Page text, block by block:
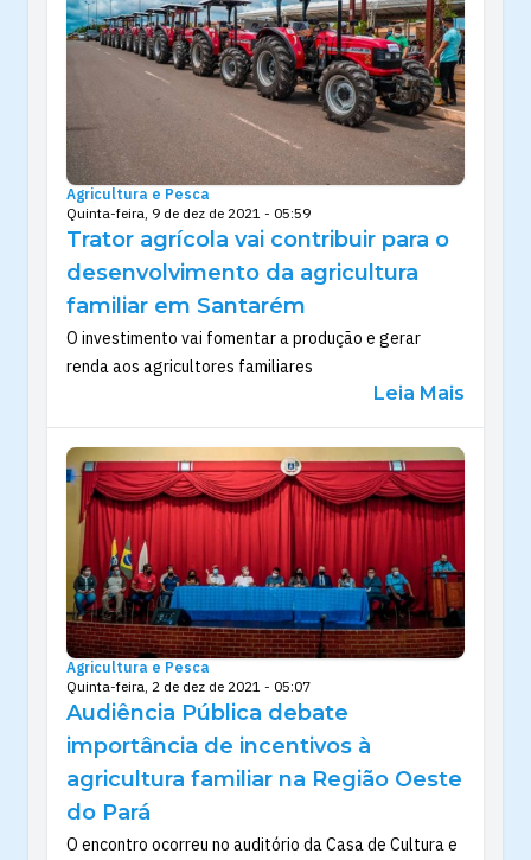
Agricultura e Pesca
Quinta-feira, 9 de dez de 2021 - 05:59
Trator agrícola vai contribuir para o
desenvolvimento da agricultura
familiar em Santarém
O investimento vai fomentar a produção e gerar
renda aos agricultores familiares
Leia Mais
Agricultura e Pesca
Quinta-feira, 2 de dez de 2021 - 05:07
Audiência Pública debate
importância de incentivos à
agricultura familiar na Região Oeste
do Pará
O encontro ocorreu no auditório da Casa de Cultura e